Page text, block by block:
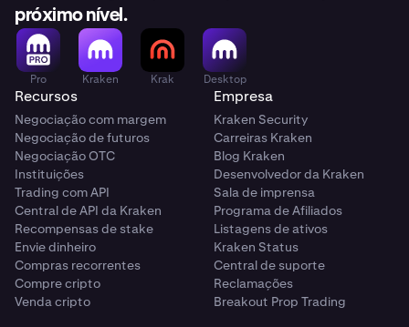
próximo nível.
Pro Kraken Krak Desktop
Recursos
Negociação com margem
Negociação de futuros
Negociação OTC
Instituições
Trading com API
Central de API da Kraken
Recompensas de stake
Envie dinheiro
Compras recorrentes
Compre cripto
Venda cripto
Empresa
Kraken Security
Carreiras Kraken
Blog Kraken
Desenvolvedor da Kraken
Sala de imprensa
Programa de Afiliados
Listagens de ativos
Kraken Status
Central de suporte
Reclamações
Breakout Prop Trading